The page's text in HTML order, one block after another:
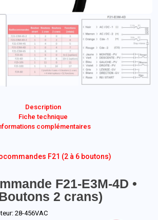
Description
Fiche technique
complémentaires
F21-E3M-4D •
2 crans)
28-456VAC
F21 (2 à 6 boutons)